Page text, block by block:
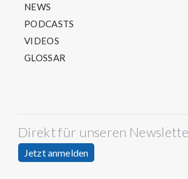
NEWS
PODCASTS
VIDEOS
GLOSSAR
Direkt für unseren
Jetzt anmelden